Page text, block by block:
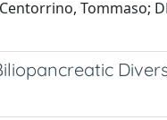
Tommaso;